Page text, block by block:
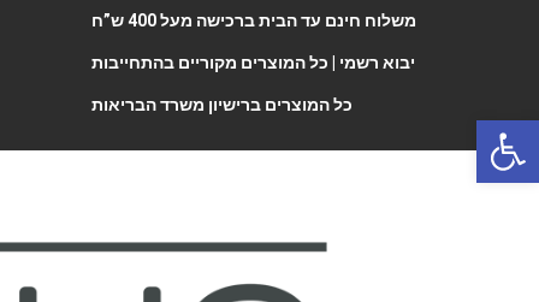
משלוח חינם עד הבית ברכישה מעל 400 ש”ח
יבוא רשמי | כל המוצרים מקוריים בהתחייבות
כל המוצרים ברישיון משרד הבריאות